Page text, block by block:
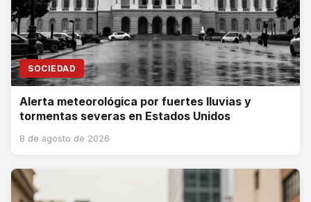
SOCIEDAD
Alerta meteorológica por fuertes lluvias y
tormentas severas en Estados Unidos
8 de agosto de 2026